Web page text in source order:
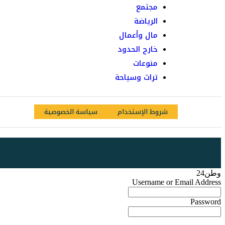
مجتمع
الرياضة
مال وأعمال
خارج الحدود
منوعات
تراث وسياحة
شروط الإستخدام سياسة الخصوصية
وطن24
Username or Email Address
Password